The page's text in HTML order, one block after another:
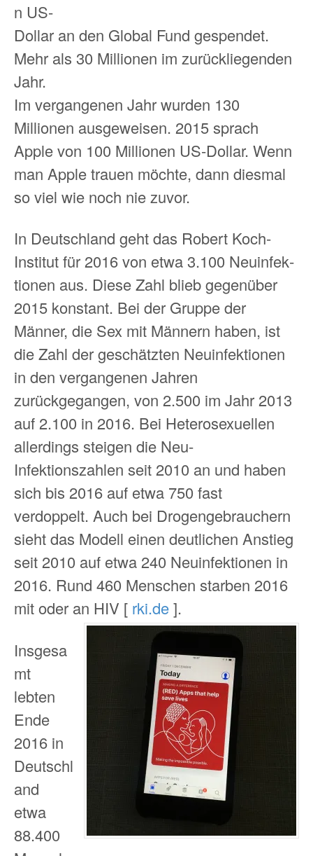
n US-
Dollar an den Global Fund gespendet.
Mehr als 30 Millionen im zurückliegenden
Jahr.
Im vergangenen Jahr wurden 130
Millionen ausgeweisen. 2015 sprach
Apple von 100 Millionen US-Dollar. Wenn
man Apple trauen möchte, dann diesmal
so viel wie noch nie zuvor.
In Deutschland geht das Robert Koch-
Institut für 2016 von etwa 3.100 Neu­in­fek­
tionen aus. Diese Zahl blieb gegenüber
2015 konstant. Bei der Gruppe der
Männer, die Sex mit Männern haben, ist
die Zahl der geschätzten Neu­in­fek­tionen
in den vergangenen Jahren
zurückgegangen, von 2.500 im Jahr 2013
auf 2.100 in 2016. Bei Hetero­sexuellen
allerdings steigen die Neu-
Infektionszahlen seit 2010 an und haben
sich bis 2016 auf etwa 750 fast
verdoppelt. Auch bei Drogen­ge­brauchern
sieht das Modell einen deutlichen Anstieg
seit 2010 auf etwa 240 Neu­in­fek­tionen in
2016. Rund 460 Menschen starben 2016
mit oder an HIV [ rki.de].
Insgesa
mt
lebten
Ende
2016 in
Deutschl
and
etwa
88.400